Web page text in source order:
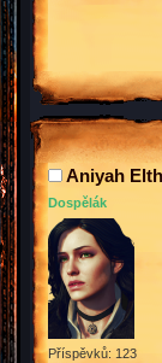
Aniyah
Dospělák
Příspěvků: 123